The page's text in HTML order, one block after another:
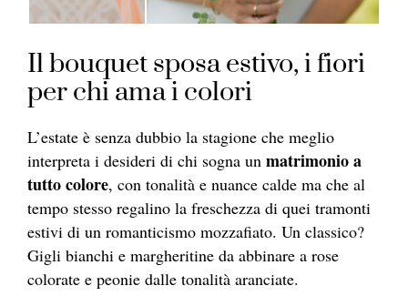
Il bouquet sposa estivo, i fiori
per chi ama i colori
L’estate è senza dubbio la stagione che meglio
interpreta i desideri di chi sogna un matrimonio a
tutto colore, con tonalità e nuance calde ma che al
tempo stesso regalino la freschezza di quei tramonti
estivi di un romanticismo mozzafiato. Un classico?
Gigli bianchi e margheritine da abbinare a rose
colorate e peonie dalle tonalità aranciate.